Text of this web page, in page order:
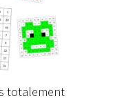
totalement